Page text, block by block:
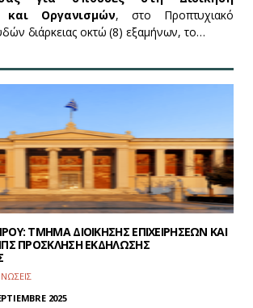
και Οργανισμών, στο Προπτυχιακό
διάρκειας οκτώ (8) εξαμήνων, το…
ΤΜΗΜΑ ΔΙΟΙΚΗΣΗΣ ΕΠΙΧΕΙΡΗΣΕΩΝ ΚΑΙ
ΠΡΟΣΚΛΗΣΗ ΕΚΔΗΛΩΣΗΣ
2025